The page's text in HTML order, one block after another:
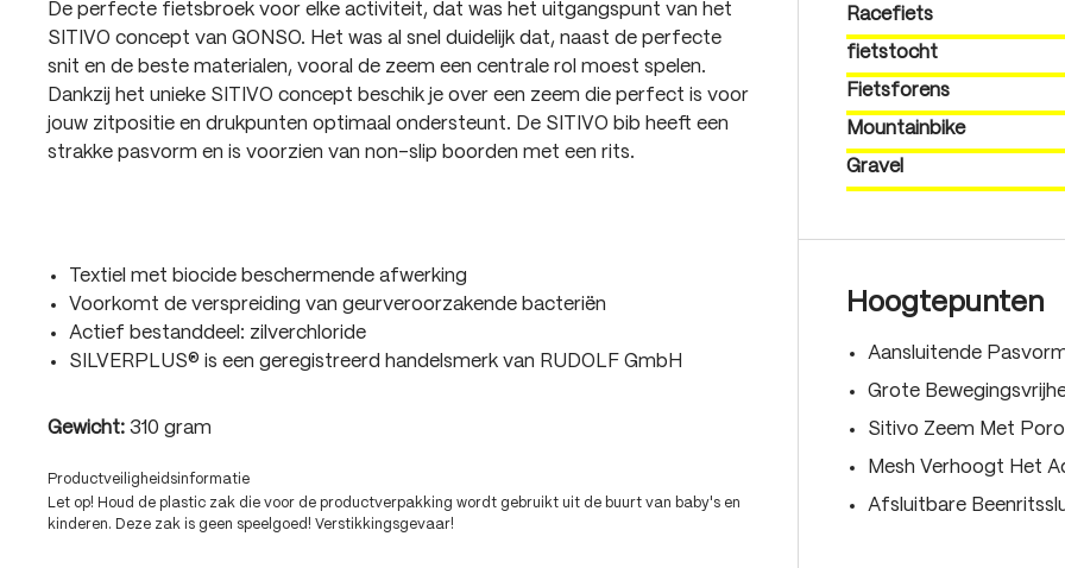
De perfecte fietsbroek voor elke activiteit, dat was het uitgangspunt van het
SITIVO concept van GONSO. Het was al snel duidelijk dat, naast de perfecte
snit en de beste materialen, vooral de zeem een centrale rol moest spelen.
Dankzij het unieke SITIVO concept beschik je over een zeem die perfect is voor
jouw zitpositie en drukpunten optimaal ondersteunt. De SITIVO bib heeft een
strakke pasvorm en is voorzien van non-slip boorden met een rits.
Textiel met biocide beschermende afwerking
Voorkomt de verspreiding van geurveroorzakende bacteriën
Actief bestanddeel: zilverchloride
SILVERPLUS® is een geregistreerd handelsmerk van RUDOLF GmbH
Gewicht: 310 gram
Productveiligheidsinformatie
Let op! Houd de plastic zak die voor de productverpakking wordt gebruikt uit de buurt van baby's en
kinderen. Deze zak is geen speelgoed! Verstikkingsgevaar!
Racefiets
fietstocht
Fietsforens
Mountainbike
Gravel
Hoogtepunten
Aansluitende
Grote
Sitivo Zeem Met
Mesh Verhoogt Het
Afsluitbare